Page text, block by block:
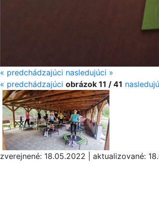
« predchádzajúci nasledujúci »
« predchádzajúci obrázok 11 / 41
zverejnené: 18.05.2022 | aktualizované: